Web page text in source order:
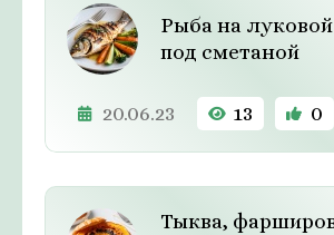
Рыба на
под сметаной
20.06.23 13 0
Тыква,